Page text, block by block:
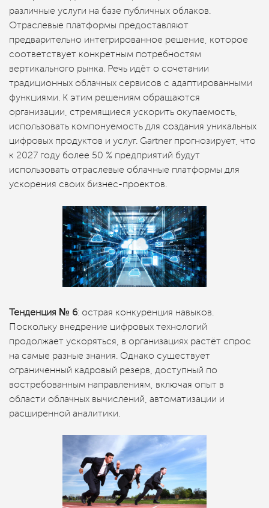
различные услуги на базе публичных облаков.
Отраслевые платформы предоставляют
предварительно интегрированное решение, которое
соответствует конкретным потребностям
вертикального рынка. Речь идёт о сочетании
традиционных облачных сервисов с адаптированными
функциями. К этим решениям обращаются
организации, стремящиеся ускорить окупаемость,
использовать компонуемость для создания уникальных
цифровых продуктов и услуг. Gartner прогнозирует, что
к 2027 году более 50 % предприятий будут
использовать отраслевые облачные платформы для
ускорения своих бизнес-проектов.
Тенденция № 6: острая конкуренция навыков.
Поскольку внедрение цифровых технологий
продолжает ускоряться, в организациях растёт спрос
на самые разные знания. Однако существует
ограниченный кадровый резерв, доступный по
востребованным направлениям, включая опыт в
области облачных вычислений, автоматизации и
расширенной аналитики.